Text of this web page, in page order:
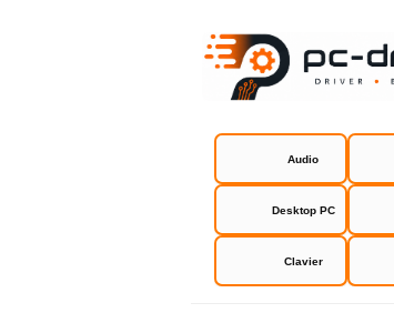
Audio
Desktop PC
Clavier